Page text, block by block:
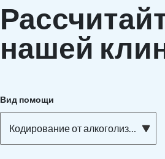
нашей
Вид помощи
Кодирование от алкоголизма ТОРПЕДО на дому